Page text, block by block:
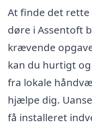
At finde det
døre i Assentoft
krævende
kan du hurtigt
fra lokale
hjælpe dig.
få installeret